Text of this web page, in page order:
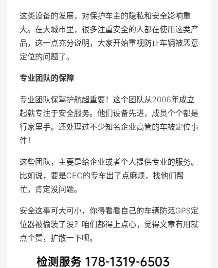
这类设备的发展，对保护车主的隐私和安全影响重
大。在大城市里，很多注重安全的人都在使用这类产
品，这一点充分说明，大家开始重视防止车辆被恶意
定位的问题了。
专业团队的保障
专业团队保驾护航超重要！这个团队从2006年成立
起就专注于安全服务。他们设备先进，成员个个都是
行家里手。还处理过不少知名企业高管的车被定位事
件！
这些团队，主要是给企业或者个人提供专业的服务。
比如说，要是CEO的专车出了点麻烦，找他们帮
忙，肯定没问题。
安全这事可大可小，你得看看自己的车辆防范GPS定
位器被偷装了没？咱们都得上点心，觉得文章有用就
点个赞，扩散一下呗。